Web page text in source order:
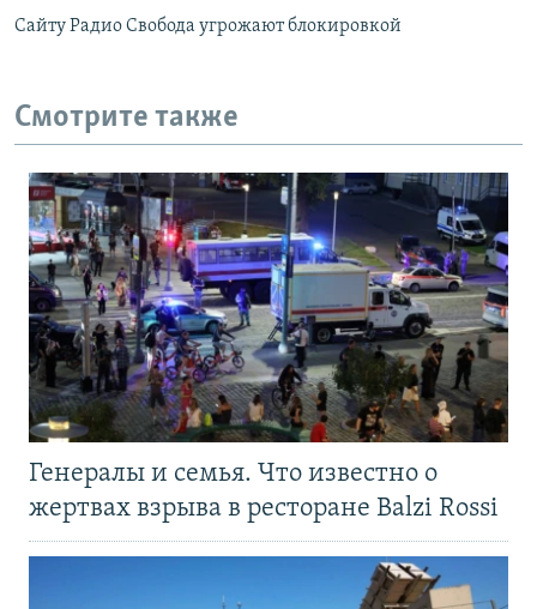
Сайту Радио Свобода угрожают блокировкой
Смотрите также
Генералы и семья. Что известно о
жертвах взрыва в ресторане Balzi Rossi